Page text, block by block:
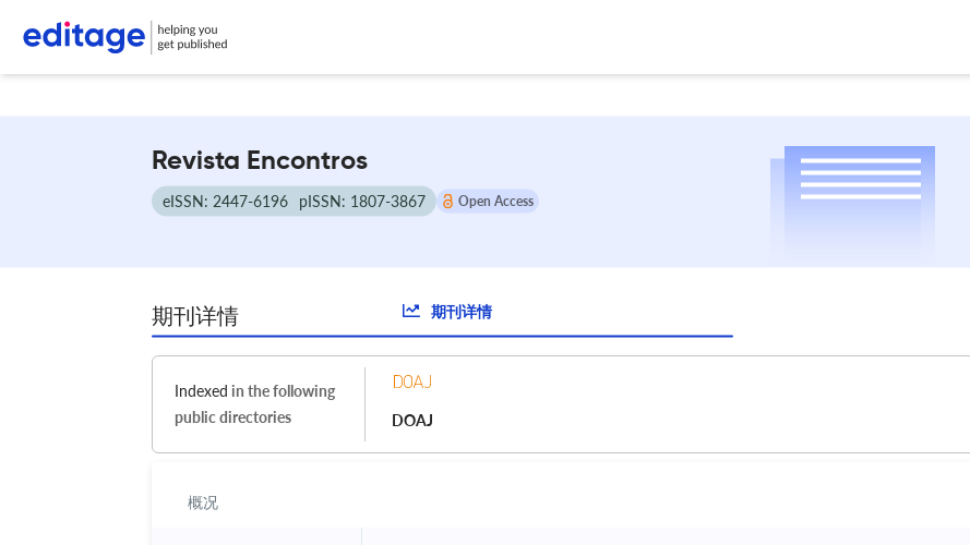
转到期刊搜索器
Revista Encontros
eISSN: 2447-6196 pISSN: 1807-3867 Open Access
期刊详情
期刊详情
Indexed in the following
public directories
DOAJ
概况